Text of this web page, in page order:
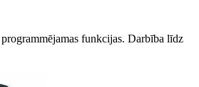
funkcijas. Darbība līdz